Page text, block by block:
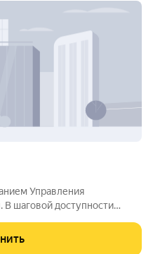
Управления
шаговой доступности
в микрорайоне
транспортными